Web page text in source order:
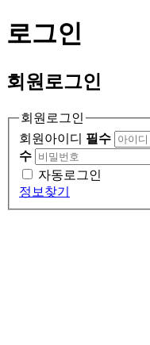
로그인
회원 로그인
회원로그인
회원아이디 필수
수
자동로그인
정보찾기